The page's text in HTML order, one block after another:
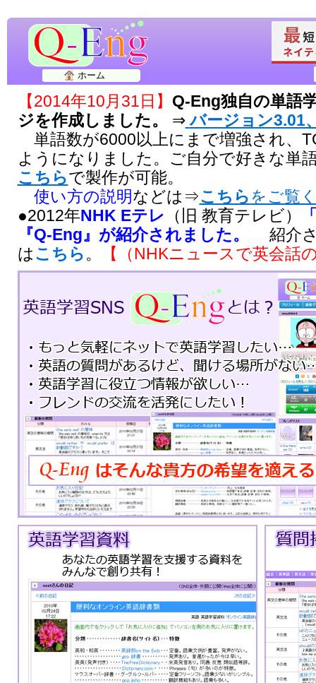
ホーム
【2014年10月31日】 Q-Eng独自の単語
ジを作成しました。
⇒ バージョン3.01
単語数が6000以上にまで増強され、
ようになりました。ご自分で好きな単
こちらで製作が可能。
使い方の説明などは⇒こちらをご覧
●2012年NHK Eテレ （旧 教育テレビ）
『Q-Eng』が紹介されました。
紹介さ
はこちら。 【（NHKニュースで英会話